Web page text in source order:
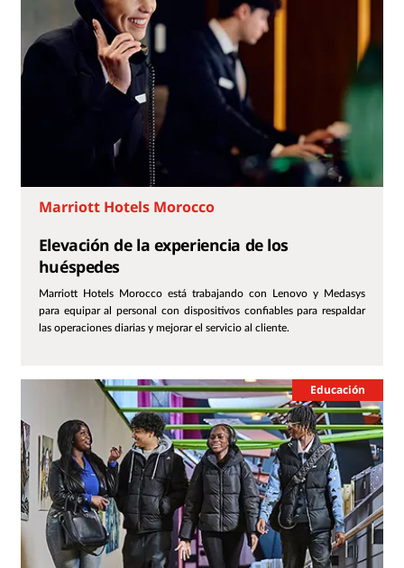
Marriott Hotels Morocco
Elevación de la experiencia de los
huéspedes
Marriott Hotels Morocco está trabajando con Lenovo y Medasys
para equipar al personal con dispositivos confiables para respaldar
las operaciones diarias y mejorar el servicio al cliente.
Educación